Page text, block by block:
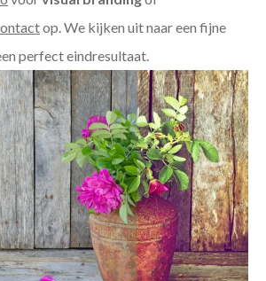
op. We kijken uit naar een fijne
perfect eindresultaat.